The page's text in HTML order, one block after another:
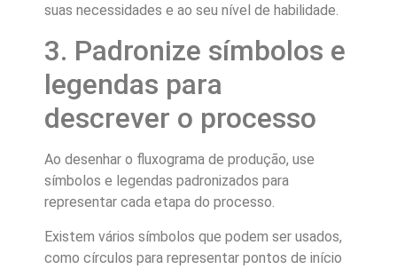
suas necessidades e ao seu nível de habilidade.
3. Padronize símbolos e
legendas para
descrever o processo
Ao desenhar o fluxograma de produção, use
símbolos e legendas padronizados para
representar cada etapa do processo.
Existem vários símbolos que podem ser usados,
como círculos para representar pontos de início